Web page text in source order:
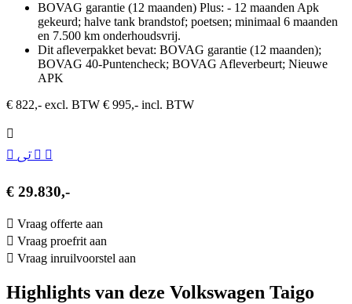
BOVAG garantie (12 maanden) Plus: - 12 maanden Apk
gekeurd; halve tank brandstof; poetsen; minimaal 6 maanden
en 7.500 km onderhoudsvrij.
Dit afleverpakket bevat: BOVAG garantie (12 maanden);
BOVAG 40-Puntencheck; BOVAG Afleverbeurt; Nieuwe
APK
€ 822,- excl. BTW € 995,- incl. BTW
€ 29.830,-
Vraag offerte aan
Vraag proefrit aan
Vraag inruilvoorstel aan
Highlights van deze Volkswagen Taigo